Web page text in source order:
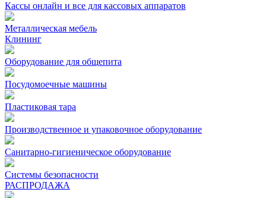
Кассы онлайн и все для кассовых аппаратов
Металлическая мебель
Клининг
Оборудование для общепита
Посудомоечные машины
Пластиковая тара
Производственное и упаковочное оборудование
Санитарно-гигиеническое оборудование
Системы безопасности
РАСПРОДАЖА